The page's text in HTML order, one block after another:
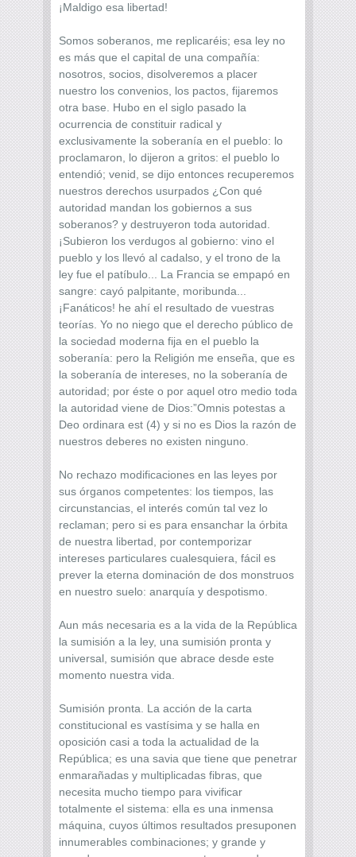
¡Maldigo esa libertad!
Somos soberanos, me replicaréis; esa ley no
es más que el capital de una compañía:
nosotros, socios, disolveremos a placer
nuestro los convenios, los pactos, fijaremos
otra base. Hubo en el siglo pasado la
ocurrencia de constituir radical y
exclusivamente la soberanía en el pueblo: lo
proclamaron, lo dijeron a gritos: el pueblo lo
entendió; venid, se dijo entonces recuperemos
nuestros derechos usurpados ¿Con qué
autoridad mandan los gobiernos a sus
soberanos? y destruyeron toda autoridad.
¡Subieron los verdugos al gobierno: vino el
pueblo y los llevó al cadalso, y el trono de la
ley fue el patíbulo... La Francia se empapó en
sangre: cayó palpitante, moribunda...
¡Fanáticos! he ahí el resultado de vuestras
teorías. Yo no niego que el derecho público de
la sociedad moderna fija en el pueblo la
soberanía: pero la Religión me enseña, que es
la soberanía de intereses, no la soberanía de
autoridad; por éste o por aquel otro medio toda
la autoridad viene de Dios:”Omnis potestas a
Deo ordinara est (4) y si no es Dios la razón de
nuestros deberes no existen ninguno.
No rechazo modificaciones en las leyes por
sus órganos competentes: los tiempos, las
circunstancias, el interés común tal vez lo
reclaman; pero si es para ensanchar la órbita
de nuestra libertad, por contemporizar
intereses particulares cualesquiera, fácil es
prever la eterna dominación de dos monstruos
en nuestro suelo: anarquía y despotismo.
Aun más necesaria es a la vida de la República
la sumisión a la ley, una sumisión pronta y
universal, sumisión que abrace desde este
momento nuestra vida.
Sumisión pronta. La acción de la carta
constitucional es vastísima y se halla en
oposición casi a toda la actualidad de la
República; es una savia que tiene que penetrar
enmarañadas y multiplicadas fibras, que
necesita mucho tiempo para vivificar
totalmente el sistema: ella es una inmensa
máquina, cuyos últimos resultados presuponen
innumerables combinaciones; y grande y